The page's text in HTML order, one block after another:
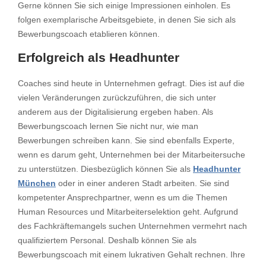
Gerne können Sie sich einige Impressionen einholen. Es
folgen exemplarische Arbeitsgebiete, in denen Sie sich als
Bewerbungscoach etablieren können.
Erfolgreich als Headhunter
Coaches sind heute in Unternehmen gefragt. Dies ist auf die
vielen Veränderungen zurückzuführen, die sich unter
anderem aus der Digitalisierung ergeben haben. Als
Bewerbungscoach lernen Sie nicht nur, wie man
Bewerbungen schreiben kann. Sie sind ebenfalls Experte,
wenn es darum geht, Unternehmen bei der Mitarbeitersuche
zu unterstützen. Diesbezüglich können Sie als Headhunter
München oder in einer anderen Stadt arbeiten. Sie sind
kompetenter Ansprechpartner, wenn es um die Themen
Human Resources und Mitarbeiterselektion geht. Aufgrund
des Fachkräftemangels suchen Unternehmen vermehrt nach
qualifiziertem Personal. Deshalb können Sie als
Bewerbungscoach mit einem lukrativen Gehalt rechnen. Ihre